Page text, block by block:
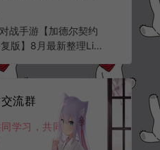
工服务端+CDK授权后
+详细搭建教程+视频
战手游【加德尔契约
版】8月最新整理Lin
卓苹果双端+详细搭建
流群
学习，共同